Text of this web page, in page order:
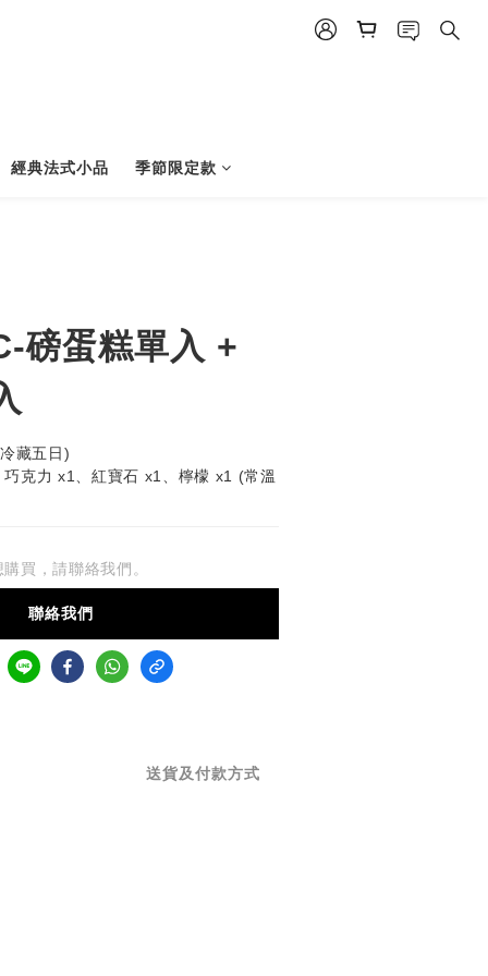
經典法式小品 季節限定款
磅蛋糕單入 +
藏五日)
克力 x1、紅寶石 x1、檸檬 x1 (常溫
購買，請聯絡我們。
聯絡我們
送貨及付款方式